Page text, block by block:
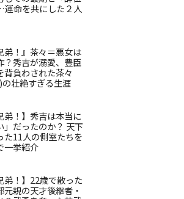
命を共にした２人
弟！』茶々＝悪女は
？秀吉が溺愛、豊臣
背負わされた茶々
壮絶すぎる生涯
弟！】秀吉は本当に
」だったのか？ 天下
た11人の側室たちを
一挙紹介
弟！】22歳で散った
元親の天才後継者・